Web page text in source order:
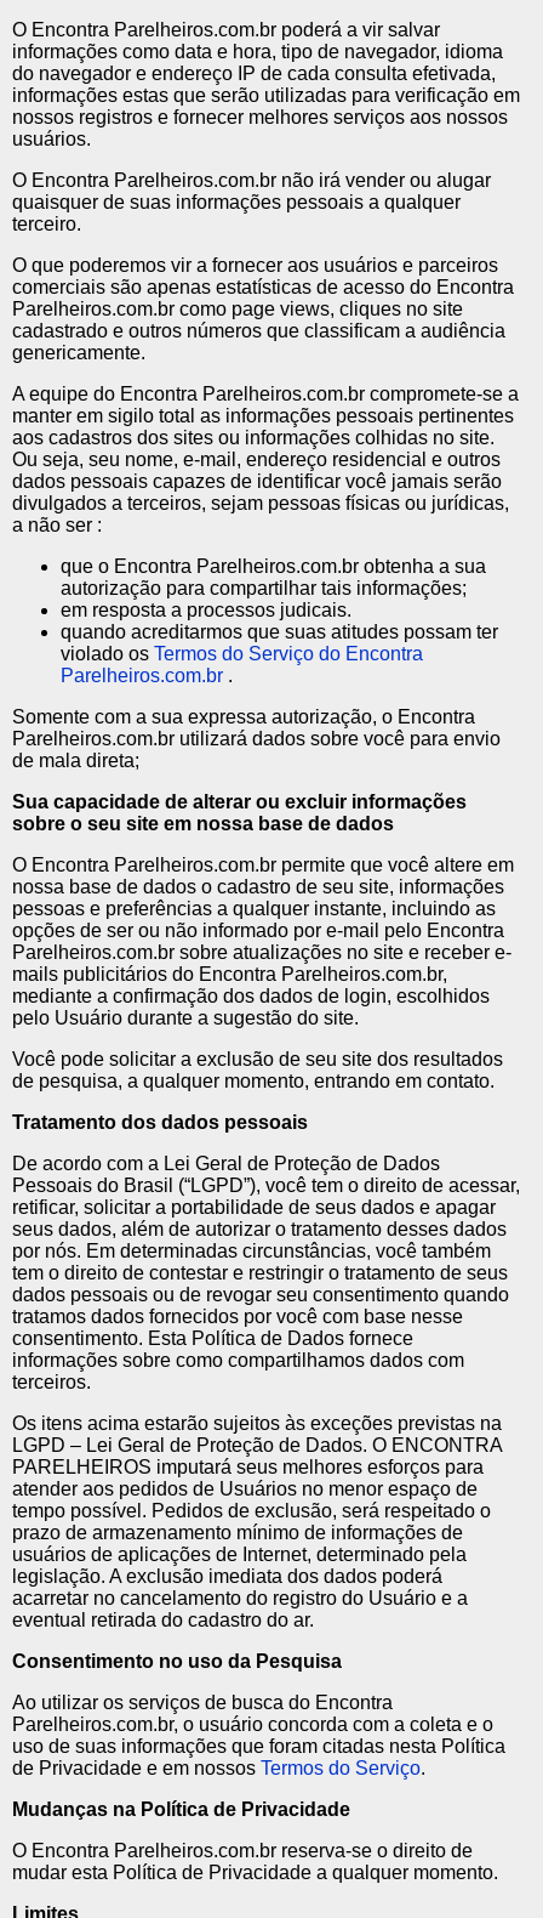
O Encontra Parelheiros.com.br poderá a vir salvar
informações como data e hora, tipo de navegador, idioma
do navegador e endereço IP de cada consulta efetivada,
informações estas que serão utilizadas para verificação em
nossos registros e fornecer melhores serviços aos nossos
usuários.
O Encontra Parelheiros.com.br não irá vender ou alugar
quaisquer de suas informações pessoais a qualquer
terceiro.
O que poderemos vir a fornecer aos usuários e parceiros
comerciais são apenas estatísticas de acesso do Encontra
Parelheiros.com.br como page views, cliques no site
cadastrado e outros números que classificam a audiência
genericamente.
A equipe do Encontra Parelheiros.com.br compromete-se a
manter em sigilo total as informações pessoais pertinentes
aos cadastros dos sites ou informações colhidas no site.
Ou seja, seu nome, e-mail, endereço residencial e outros
dados pessoais capazes de identificar você jamais serão
divulgados a terceiros, sejam pessoas físicas ou jurídicas,
a não ser :
que o Encontra Parelheiros.com.br obtenha a sua
autorização para compartilhar tais informações;
em resposta a processos judicais.
quando acreditarmos que suas atitudes possam ter
violado os Termos do Serviço do Encontra
Parelheiros.com.br .
Somente com a sua expressa autorização, o Encontra
Parelheiros.com.br utilizará dados sobre você para envio
de mala direta;
Sua capacidade de alterar ou excluir informações
sobre o seu site em nossa base de dados
O Encontra Parelheiros.com.br permite que você altere em
nossa base de dados o cadastro de seu site, informações
pessoas e preferências a qualquer instante, incluindo as
opções de ser ou não informado por e-mail pelo Encontra
Parelheiros.com.br sobre atualizações no site e receber e-
mails publicitários do Encontra Parelheiros.com.br,
mediante a confirmação dos dados de login, escolhidos
pelo Usuário durante a sugestão do site.
Você pode solicitar a exclusão de seu site dos resultados
de pesquisa, a qualquer momento, entrando em contato.
Tratamento dos dados pessoais
De acordo com a Lei Geral de Proteção de Dados
Pessoais do Brasil (“LGPD”), você tem o direito de acessar,
retificar, solicitar a portabilidade de seus dados e apagar
seus dados, além de autorizar o tratamento desses dados
por nós. Em determinadas circunstâncias, você também
tem o direito de contestar e restringir o tratamento de seus
dados pessoais ou de revogar seu consentimento quando
tratamos dados fornecidos por você com base nesse
consentimento. Esta Política de Dados fornece
informações sobre como compartilhamos dados com
terceiros.
Os itens acima estarão sujeitos às exceções previstas na
LGPD – Lei Geral de Proteção de Dados. O ENCONTRA
PARELHEIROS imputará seus melhores esforços para
atender aos pedidos de Usuários no menor espaço de
tempo possível. Pedidos de exclusão, será respeitado o
prazo de armazenamento mínimo de informações de
usuários de aplicações de Internet, determinado pela
legislação. A exclusão imediata dos dados poderá
acarretar no cancelamento do registro do Usuário e a
eventual retirada do cadastro do ar.
Consentimento no uso da Pesquisa
Ao utilizar os serviços de busca do Encontra
Parelheiros.com.br, o usuário concorda com a coleta e o
uso de suas informações que foram citadas nesta Política
de Privacidade e em nossos Termos do Serviço.
Mudanças na Política de Privacidade
O Encontra Parelheiros.com.br reserva-se o direito de
mudar esta Política de Privacidade a qualquer momento.
Limites